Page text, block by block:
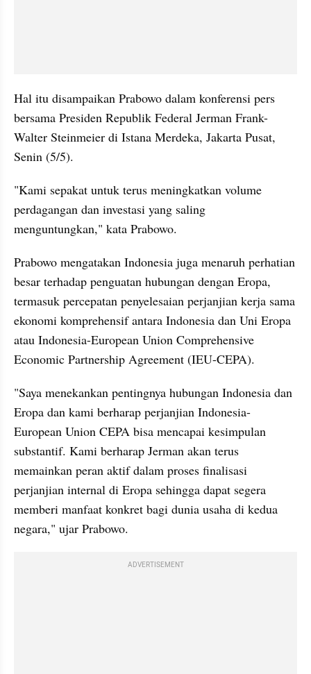
Hal itu disampaikan Prabowo dalam konferensi pers
bersama Presiden Republik Federal Jerman Frank-
Walter Steinmeier di Istana Merdeka, Jakarta Pusat,
Senin (5/5).
"Kami sepakat untuk terus meningkatkan volume
perdagangan dan investasi yang saling
menguntungkan," kata Prabowo.
Prabowo mengatakan Indonesia juga menaruh perhatian
besar terhadap penguatan hubungan dengan Eropa,
termasuk percepatan penyelesaian perjanjian kerja sama
ekonomi komprehensif antara Indonesia dan Uni Eropa
atau Indonesia-European Union Comprehensive
Economic Partnership Agreement (IEU-CEPA).
"Saya menekankan pentingnya hubungan Indonesia dan
Eropa dan kami berharap perjanjian Indonesia-
European Union CEPA bisa mencapai kesimpulan
substantif. Kami berharap Jerman akan terus
memainkan peran aktif dalam proses finalisasi
perjanjian internal di Eropa sehingga dapat segera
memberi manfaat konkret bagi dunia usaha di kedua
negara," ujar Prabowo.
ADVERTISEMENT